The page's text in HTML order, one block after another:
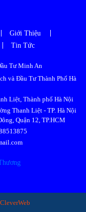
Giới Thiệu
Tin Tức
Tư Minh An
và Đầu Tư Thành Phố Hà
Liệt, Thành phố Hà Nội
Thanh Liệt - TP. Hà Nội
Quận 12, TP.HCM
CleverWeb